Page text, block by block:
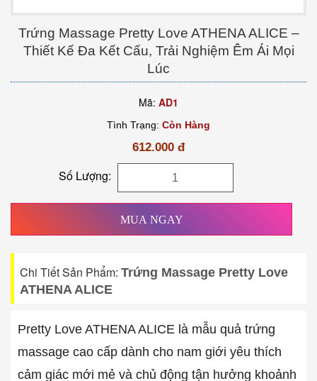
Trứng Massage Pretty Love ATHENA ALICE –
Thiết Kế Đa Kết Cấu, Trải Nghiệm Êm Ái Mọi
Lúc
Mã: AD1
Tình Trạng: Còn Hàng
612.000 đ
Số Lượng:
MUA NGAY
Chi Tiết Sản Phẩm: Trứng Massage Pretty Love
ATHENA ALICE
Pretty Love ATHENA ALICE là mẫu quả trứng
massage cao cấp dành cho nam giới yêu thích
cảm giác mới mẻ và chủ động tận hưởng khoảnh